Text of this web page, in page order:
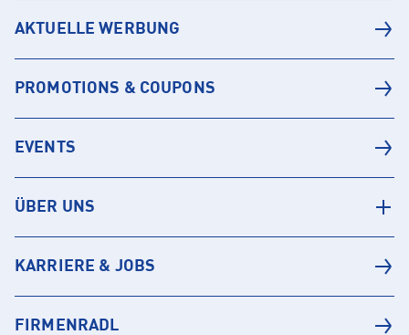
AKTUELLE WERBUNG
PROMOTIONS & COUPONS
EVENTS
ÜBER UNS
KARRIERE & JOBS
FIRMENRADL